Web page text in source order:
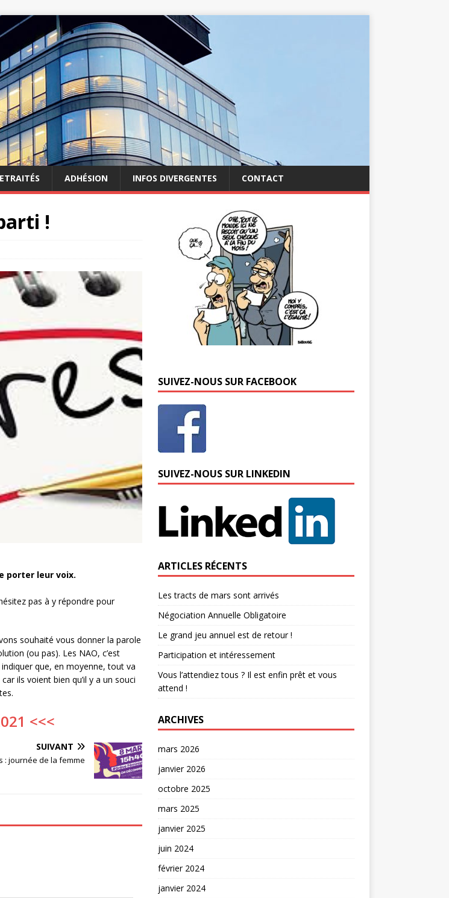
ADHÉSION INFOS DIVERGENTES CONTACT
!
porter leur voix.
pas à y répondre pour
souhaité vous donner la parole
(ou pas). Les NAO, c’est
que, en moyenne, tout va
ils voient bien qu’il y a un souci
<<<
SUIVANT
: journée de la femme
SUIVEZ-NOUS SUR FACEBOOK
SUIVEZ-NOUS SUR LINKEDIN
ARTICLES RÉCENTS
Les tracts de mars sont arrivés
Négociation Annuelle Obligatoire
Le grand jeu annuel est de retour !
Participation et intéressement
Vous l’attendiez tous ? Il est enfin prêt et vous
attend !
ARCHIVES
mars 2026
janvier 2026
octobre 2025
mars 2025
janvier 2025
juin 2024
février 2024
janvier 2024